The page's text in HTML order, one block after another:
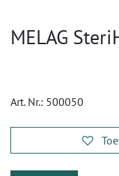
MELAG
Art. Nr.: 500050